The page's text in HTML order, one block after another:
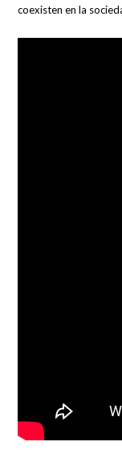
coexisten en la